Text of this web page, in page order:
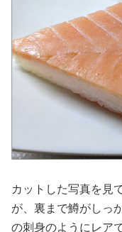
カットした写真を見
が、裏まで鱒がしっ
の刺身のようにレア